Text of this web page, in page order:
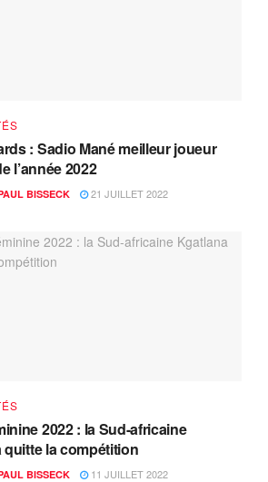
: Sadio Mané meilleur joueur
l’année 2022
BISSECK 21 JUILLET 2022
2022 : la Sud-africaine
quitte la compétition
BISSECK 11 JUILLET 2022